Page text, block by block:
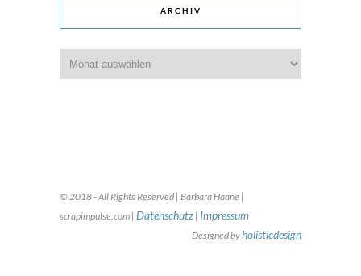
ARCHIV
© 2018 - All Rights Reserved | Barbara Haane |
scrapimpulse.com | Datenschutz | Impressum
Designed byholisticdesign